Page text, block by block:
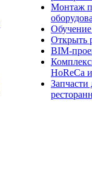
Монтаж
Открыть
BIM-
HoReCa